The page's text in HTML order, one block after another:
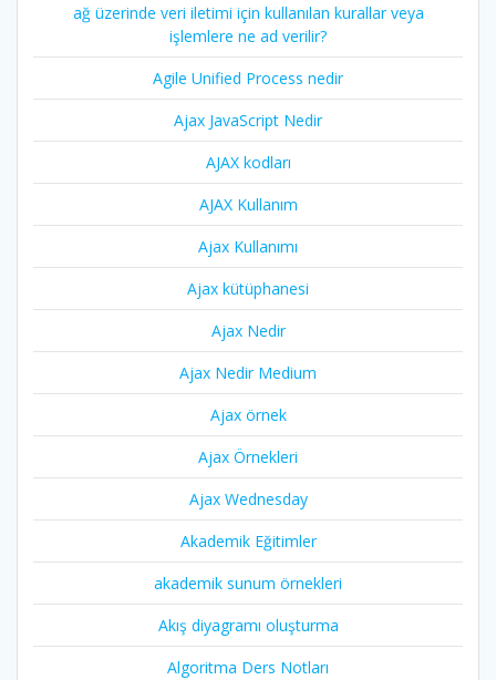
ağ üzerinde veri iletimi için kullanılan kurallar veya
işlemlere ne ad verilir?
Agile Unified Process nedir
Ajax JavaScript Nedir
AJAX kodları
AJAX Kullanım
Ajax Kullanımı
Ajax kütüphanesi
Ajax Nedir
Ajax Nedir Medium
Ajax örnek
Ajax Örnekleri
Ajax Wednesday
Akademik Eğitimler
akademik sunum örnekleri
Akış diyagramı oluşturma
Algoritma Ders Notları